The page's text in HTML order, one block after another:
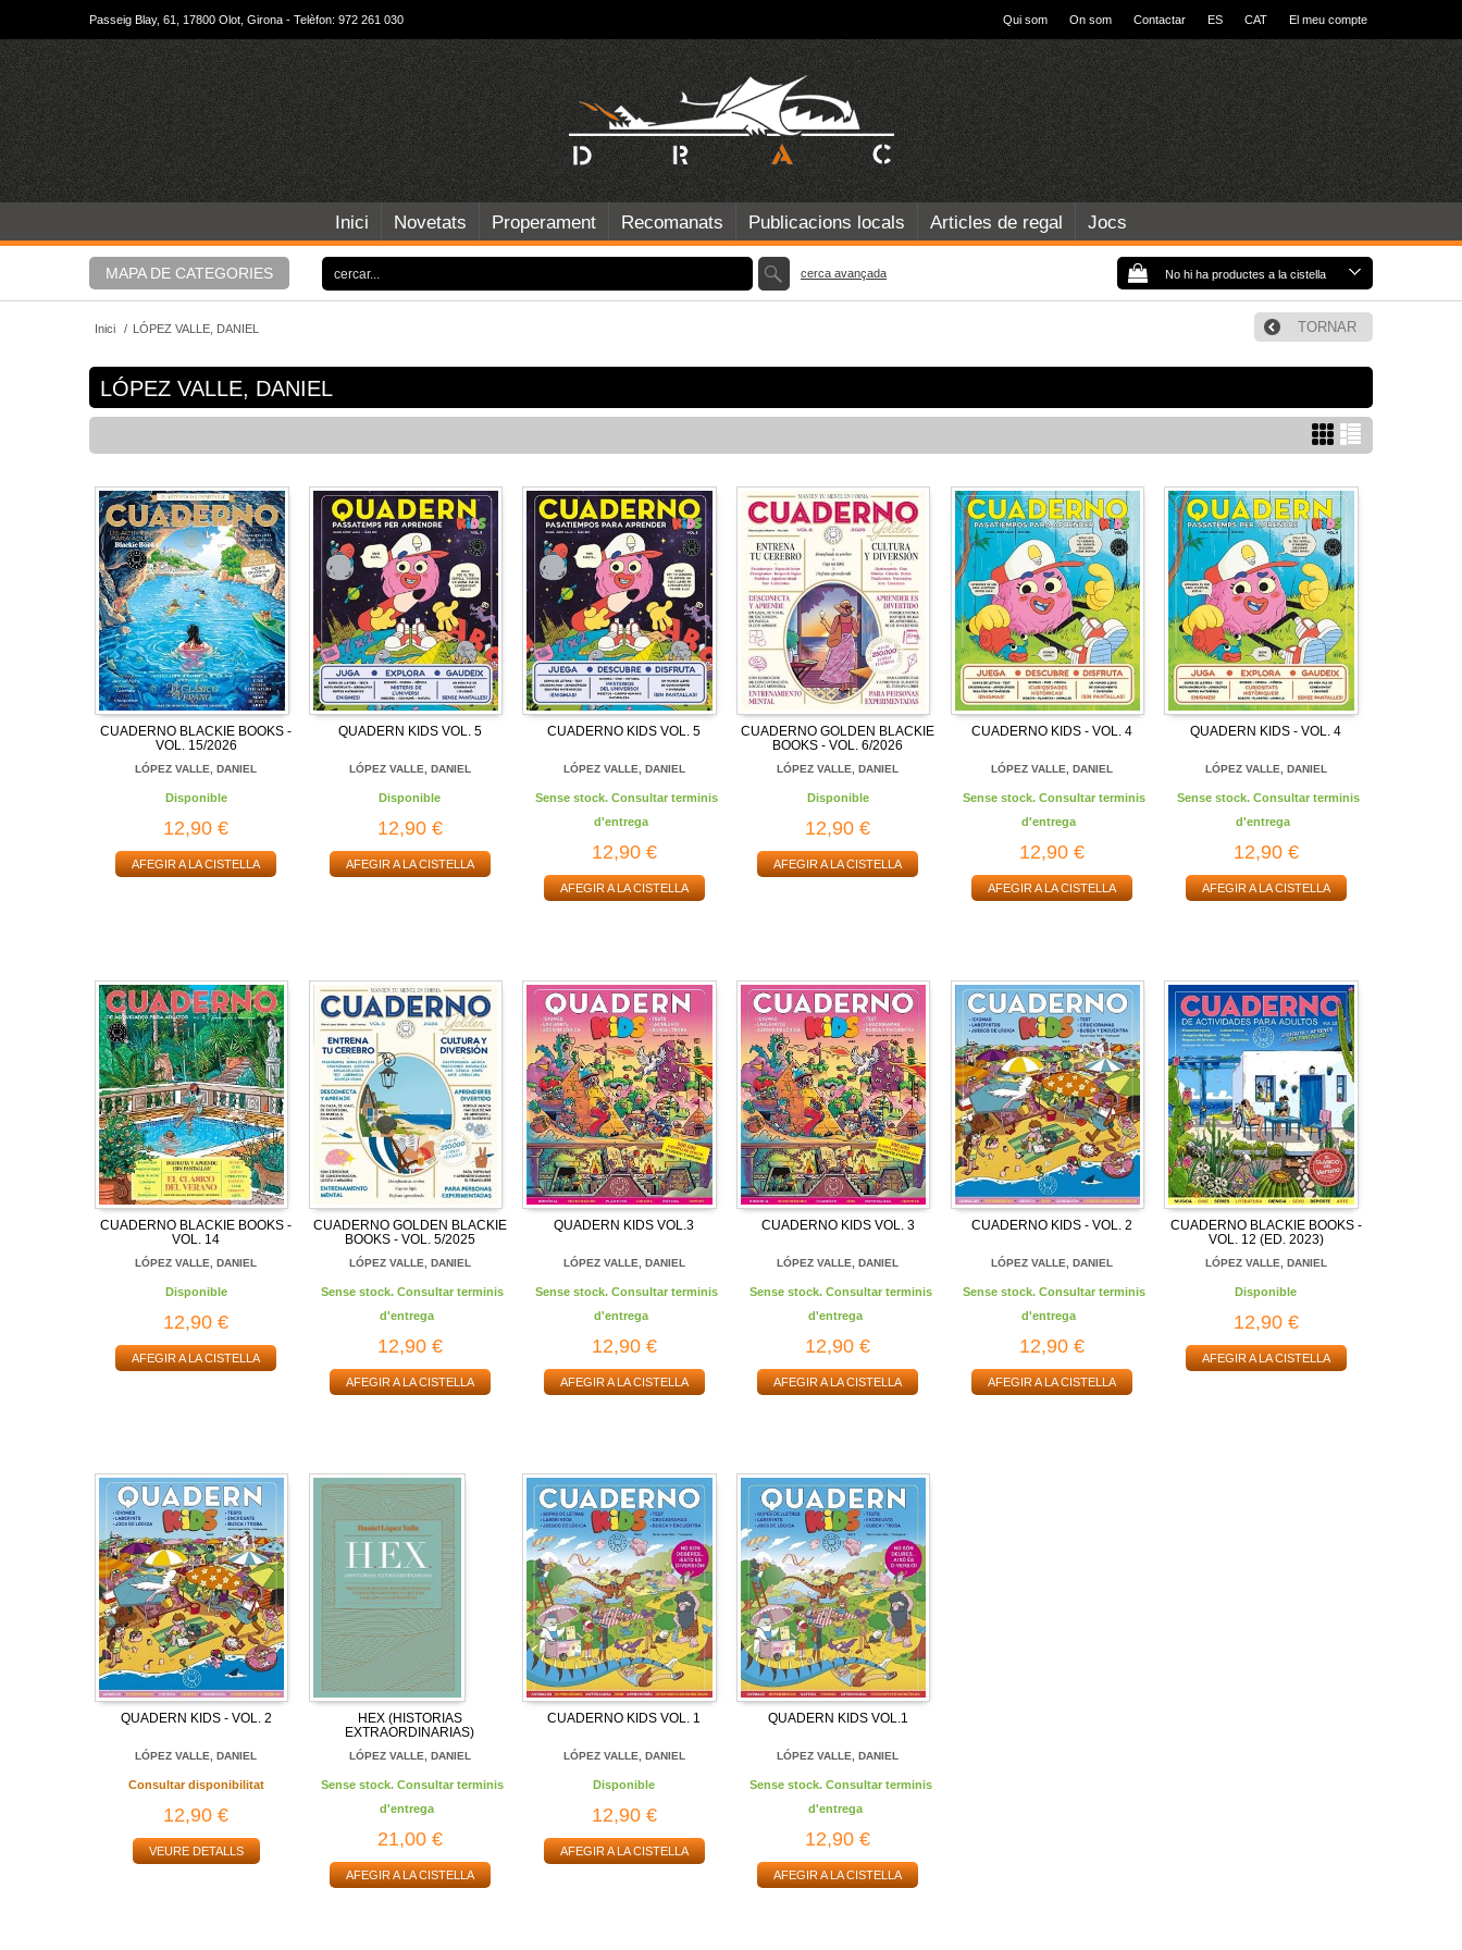
Passeig Blay, 61, 17800 Olot, Girona - Telèfon: 972 261 030 Qui som On som Contactar ES CAT El meu compte
Inici Novetats Properament Recomanats Publicacions locals Articles de regal Jocs
MAPA DE CATEGORIES No hi ha productes a la cistella
cerca avançada
Inici / LÓPEZ VALLE, DANIEL TORNAR
LÓPEZ VALLE, DANIEL
CUADERNO BLACKIE BOOKS -
VOL. 15/2026
LÓPEZ VALLE, DANIEL
Disponible
12,90 €
AFEGIR A LA CISTELLA
QUADERN KIDS VOL. 5
LÓPEZ VALLE, DANIEL
Disponible
12,90 €
AFEGIR A LA CISTELLA
CUADERNO KIDS VOL. 5
LÓPEZ VALLE, DANIEL
Sense stock. Consultar terminis
d'entrega
12,90 €
AFEGIR A LA CISTELLA
CUADERNO GOLDEN BLACKIE
BOOKS - VOL. 6/2026
LÓPEZ VALLE, DANIEL
Disponible
12,90 €
AFEGIR A LA CISTELLA
CUADERNO KIDS - VOL. 4
LÓPEZ VALLE, DANIEL
Sense stock. Consultar terminis
d'entrega
12,90 €
AFEGIR A LA CISTELLA
QUADERN KIDS - VOL. 4
LÓPEZ VALLE, DANIEL
Sense stock. Consultar terminis
d'entrega
12,90 €
AFEGIR A LA CISTELLA
CUADERNO BLACKIE BOOKS -
VOL. 14
LÓPEZ VALLE, DANIEL
Disponible
12,90 €
AFEGIR A LA CISTELLA
CUADERNO GOLDEN BLACKIE
BOOKS - VOL. 5/2025
LÓPEZ VALLE, DANIEL
Sense stock. Consultar terminis
d'entrega
12,90 €
AFEGIR A LA CISTELLA
QUADERN KIDS VOL.3
LÓPEZ VALLE, DANIEL
Sense stock. Consultar terminis
d'entrega
12,90 €
AFEGIR A LA CISTELLA
CUADERNO KIDS VOL. 3
LÓPEZ VALLE, DANIEL
Sense stock. Consultar terminis
d'entrega
12,90 €
AFEGIR A LA CISTELLA
CUADERNO KIDS - VOL. 2
LÓPEZ VALLE, DANIEL
Sense stock. Consultar terminis
d'entrega
12,90 €
AFEGIR A LA CISTELLA
CUADERNO BLACKIE BOOKS -
VOL. 12 (ED. 2023)
LÓPEZ VALLE, DANIEL
Disponible
12,90 €
AFEGIR A LA CISTELLA
QUADERN KIDS - VOL. 2
LÓPEZ VALLE, DANIEL
Consultar disponibilitat
12,90 €
VEURE DETALLS
HEX (HISTORIAS
EXTRAORDINARIAS)
LÓPEZ VALLE, DANIEL
Sense stock. Consultar terminis
d'entrega
21,00 €
AFEGIR A LA CISTELLA
CUADERNO KIDS VOL. 1
LÓPEZ VALLE, DANIEL
Disponible
12,90 €
AFEGIR A LA CISTELLA
QUADERN KIDS VOL.1
LÓPEZ VALLE, DANIEL
Sense stock. Consultar terminis
d'entrega
12,90 €
AFEGIR A LA CISTELLA